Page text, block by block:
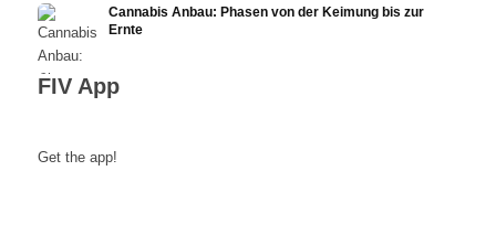
Cannabis Anbau: Phasen von der Keimung bis zur
Ernte
FIV App
Get the app!